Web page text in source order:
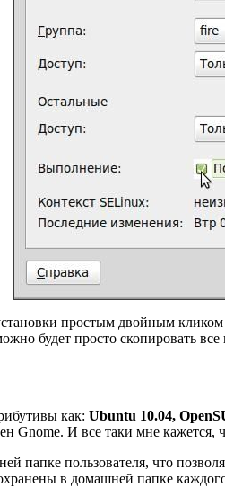
простым двойным
будет просто скопировать
как: Ubuntu 10.04,
Gnome. И все таки мне кажется,
папке пользователя, что
в домашней папке